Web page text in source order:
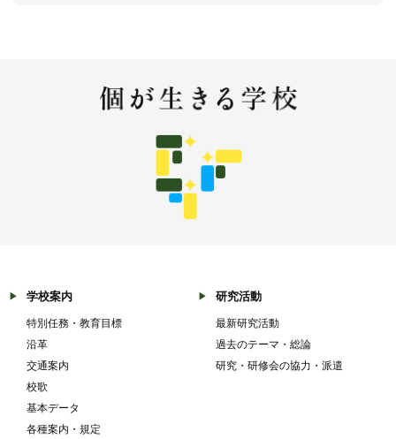
学校案内
特別任務・教育目標
沿革
交通案内
校歌
基本データ
各種案内・規定
研究活動
最新研究活動
過去のテーマ・総論
研究・研修会の協力・派遣